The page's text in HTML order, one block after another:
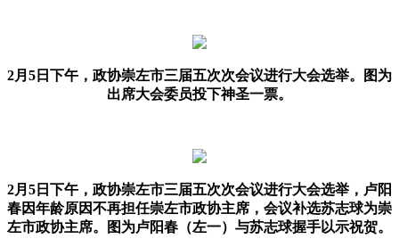
2月5日下午，政协崇左市三届五次次会议进行大会选举。图为
出席大会委员投下神圣一票。
2月5日下午，政协崇左市三届五次次会议进行大会选举，卢阳
春因年龄原因不再担任崇左市政协主席，会议补选苏志球为崇
左市政协主席。图为卢阳春（左一）与苏志球握手以示祝贺。